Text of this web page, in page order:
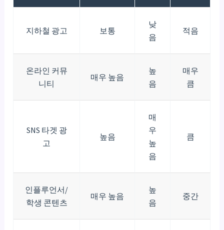
지하철 광고 보통
낮
음
적음
온라인 커뮤
니티
매우 높음
높
음
매우
큼
SNS 타겟 광
고
높음
매
우
높
음
큼
인플루언서/
학생 콘텐츠
매우 높음
높
음
중간